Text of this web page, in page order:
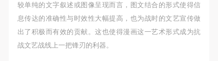
较单纯的文字叙述或图像呈现而言，图文结合的形式使得信
息传达的准确性与时效性大幅提高，也为战时的文艺宣传做
出了积极而有效的贡献。这也使得漫画这一艺术形式成为抗
战文艺战线上一把锋刃的利器。